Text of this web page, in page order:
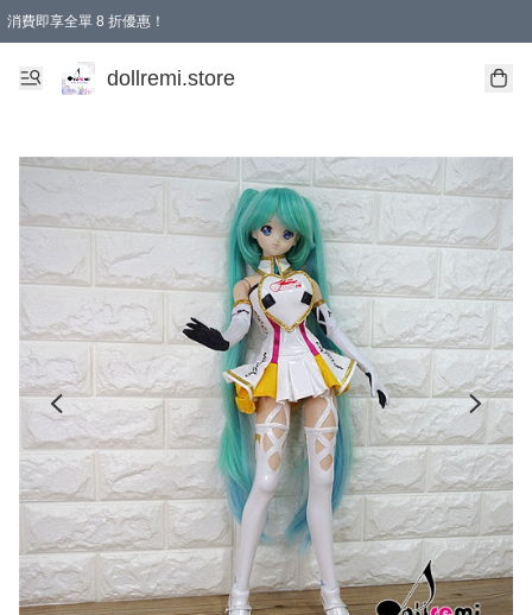
消費即享全單 8 折優惠！
購物滿 HKD 1500.00即享免運費優惠！（適用於 本地送貨、本地取貨、國際送貨 )
dollremi.store